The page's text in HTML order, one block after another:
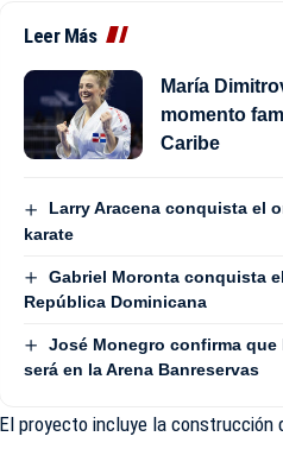
Leer Más
María
momento
Caribe
Larry Aracena conquista el
karate
Gabriel Moronta conquista
República Dominicana
José Monegro confirma
será en la Arena Banreservas
El proyecto incluye la construcción